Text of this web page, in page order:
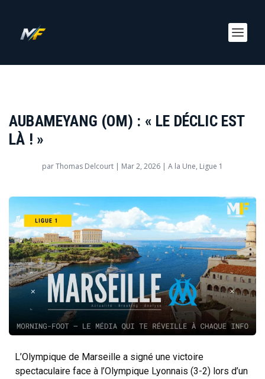
AUBAMEYANG (OM) : « LE DÉCLIC EST
LÀ ! »
parThomas Delcourt | Mar 2, 2026 | A la Une, Ligue 1
L’Olympique de Marseille a signé une victoire
spectaculaire face à l’Olympique Lyonnais (3-2) lors d’un